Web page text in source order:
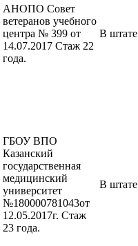
АНОПО Совет
ветеранов учебного
центра № 399 от
14.07.2017 Стаж 22
года.
В штате
ГБОУ ВПО
Казанский
государственная
медицинский
университет
№180000781043от
12.05.2017г. Стаж
23 года.
В штате